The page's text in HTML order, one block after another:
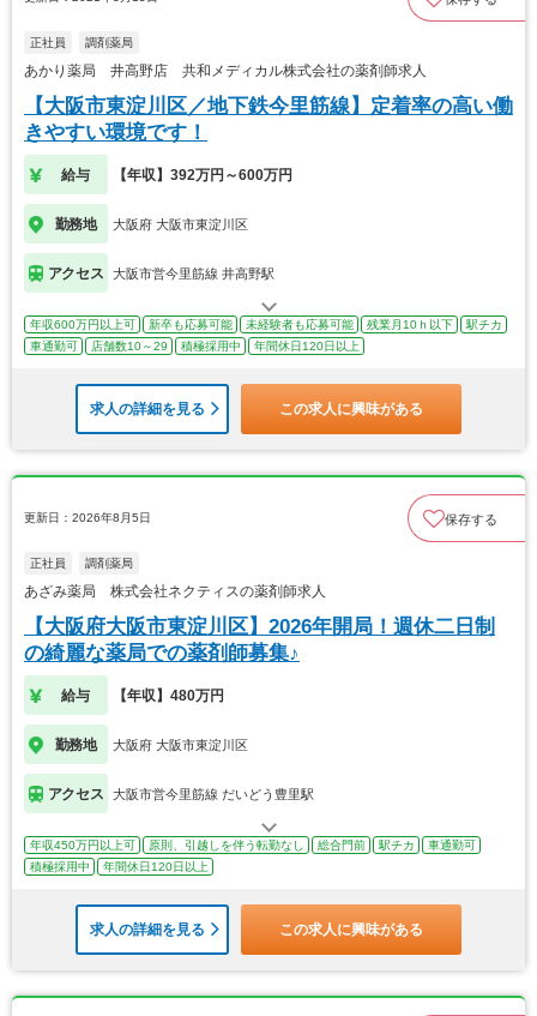
正社員 調剤薬局
あかり薬局 井高野店 共和メディカル株式会社の薬剤師求人
【大阪市東淀川区／地下鉄今里筋線】定着率の高い働
きやすい環境です！
給与 【年収】392万円～600万円
勤務地 大阪府 大阪市東淀川区
アクセス 大阪市営今里筋線 井高野駅
年収600万円以上可 新卒も応募可能 未経験者も応募可能 残業月10ｈ以下
駅チカ
車通勤可
店舗数10～29 積極採用中 年間休日120日以上
求人の詳細を見る この求人に興味がある
更新日：2026年8月5日 保存する
正社員 調剤薬局
あざみ薬局 株式会社ネクティスの薬剤師求人
【大阪府大阪市東淀川区】2026年開局！週休二日制
の綺麗な薬局での薬剤師募集♪
給与 【年収】480万円
勤務地 大阪府 大阪市東淀川区
アクセス 大阪市営今里筋線 だいどう豊里駅
年収450万円以上可 原則、引越しを伴う転勤なし 総合門前 駅チカ
車通勤可
積極採用中
年間休日120日以上
求人の詳細を見る この求人に興味がある